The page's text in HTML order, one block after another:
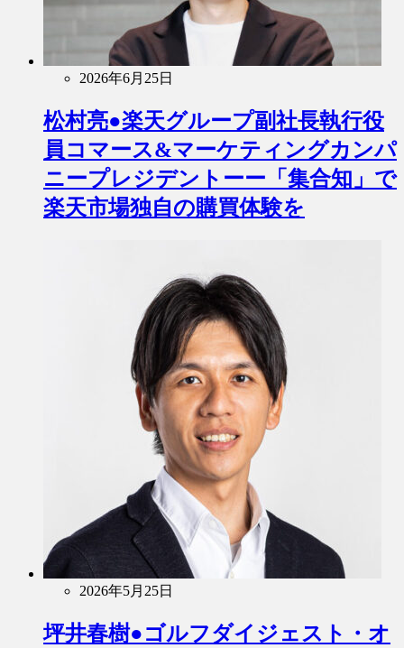
2026年6月25日
松村亮●楽天グループ副社長執行役
員コマース&マーケティングカンパ
ニープレジデントーー「集合知」で
楽天市場独自の購買体験を
2026年5月25日
坪井春樹●ゴルフダイジェスト・オ